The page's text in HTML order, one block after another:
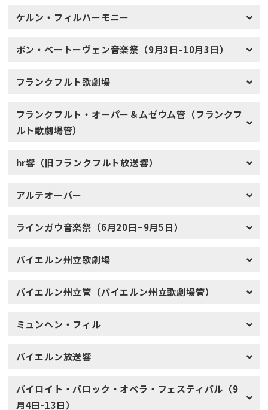
ケルン・フィルハーモニー
ボン・ベートーヴェン音楽祭（9月3日-10月3日）
フランクフルト歌劇場
フランクフルト・オーパー＆ムゼウム管（フランクフ
ルト歌劇場管）
hr響（旧フランクフルト放送響）
アルテオーパー
ラインガウ音楽祭（6月20日−9月5日）
バイエルン州立歌劇場
バイエルン州立管（バイエルン州立歌劇場管）
ミュンヘン・フィル
バイエルン放送響
バイロイト・バロック・オペラ・フェスティバル（9
月4日-13日）